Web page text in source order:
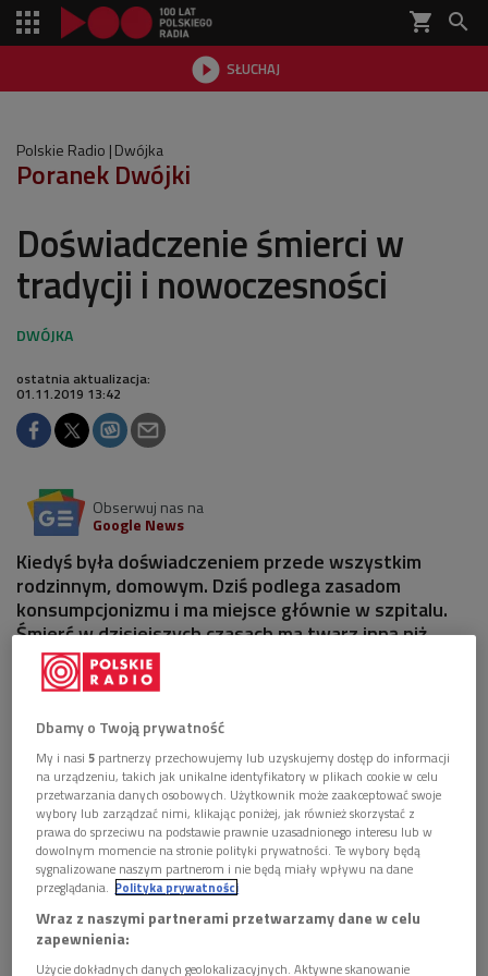
shopping_cart 
 SŁUCHAJ

Polskie Radio Dwójka
Poranek Dwójki
Doświadczenie śmierci w
tradycji i nowoczesności
ostatnia aktualizacja:
01.11.2019 13:42
Obserwuj nas na
Google News
Kiedyś była doświadczeniem przede wszystkim
rodzinnym, domowym. Dziś podlega zasadom
konsumpcjonizmu i ma miejsce głównie w szpitalu.
Śmierć w dzisiejszych czasach ma twarz inną niż
przed wiekami - opowiedziała o tym gość "Poranka
Dwójki".
AUDIO 7 plików
 15'57 
Rozmowa z prof. Anną E. Kubiak o współczesnym
antropologicznym rozumieniu śmierci (Poranek
Dwójki)
 05'39
Wspomnienie o Tadeuszu Komendancie (Poranek
Dbamy o Twoją prywatność
My i nasi 5 partnerzy przechowujemy lub uzyskujemy dostęp do informacji
na urządzeniu, takich jak unikalne identyfikatory w plikach cookie w celu
przetwarzania danych osobowych. Użytkownik może zaakceptować swoje
wybory lub zarządzać nimi, klikając poniżej, jak również skorzystać z
prawa do sprzeciwu na podstawie prawnie uzasadnionego interesu lub w
dowolnym momencie na stronie polityki prywatności. Te wybory będą
sygnalizowane naszym partnerom i nie będą miały wpływu na dane
przeglądania.
Polityka prywatności
Wraz z naszymi partnerami przetwarzamy dane w celu
zapewnienia:
Użycie dokładnych danych geolokalizacyjnych. Aktywne skanowanie